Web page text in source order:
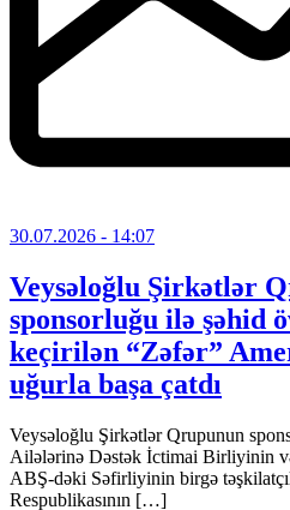
30.07.2026 - 14:07
Veysəloğlu Şirkətlər
sponsorluğu ilə şəhid
keçirilən “Zəfər”
uğurla başa çatdı
Veysəloğlu Şirkətlər Qrupunun
Ailələrinə Dəstək İctimai Birliyinin
ABŞ-dəki Səfirliyinin birgə
Respublikasının […]